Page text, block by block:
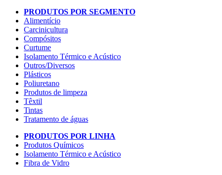
PRODUTOS POR SEGMENTO
Alimentício
Carcinicultura
Compósitos
Curtume
Isolamento Térmico e Acústico
Outros/Diversos
Plásticos
Poliuretano
Produtos de limpeza
Têxtil
Tintas
Tratamento de águas
PRODUTOS POR LINHA
Produtos Químicos
Isolamento Térmico e Acústico
Fibra de Vidro